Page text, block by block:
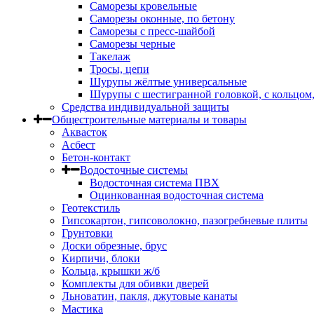
Саморезы кровельные
Саморезы оконные, по бетону
Саморезы с пресс-шайбой
Саморезы черные
Такелаж
Тросы, цепи
Шурупы жёлтые универсальные
Шурупы с шестигранной головкой, с
Средства индивидуальной защиты
Общестроительные материалы и товары
Аквасток
Асбест
Бетон-контакт
Водосточные системы
Водосточная система ПВХ
Оцинкованная водосточная система
Геотекстиль
Гипсокартон, гипсоволокно, пазогребневые плиты
Грунтовки
Доски обрезные, брус
Кирпичи, блоки
Кольца, крышки ж/б
Комплекты для обивки дверей
Льноватин, пакля, джутовые канаты
Мастика